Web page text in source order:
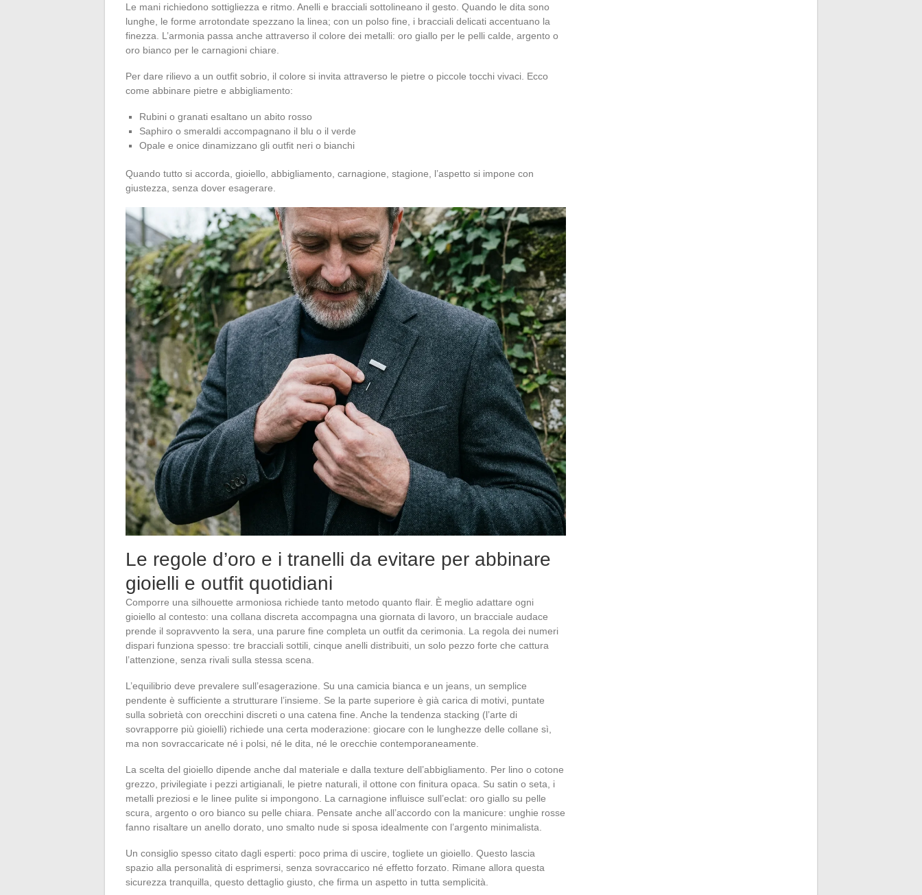
Le mani richiedono sottigliezza e ritmo. Anelli e bracciali sottolineano il gesto. Quando le dita sono
lunghe, le forme arrotondate spezzano la linea; con un polso fine, i bracciali delicati accentuano la
finezza. L’armonia passa anche attraverso il colore dei metalli: oro giallo per le pelli calde, argento o
oro bianco per le carnagioni chiare.
Per dare rilievo a un outfit sobrio, il colore si invita attraverso le pietre o piccole tocchi vivaci. Ecco
come abbinare pietre e abbigliamento:
Rubini o granati esaltano un abito rosso
Saphiro o smeraldi accompagnano il blu o il verde
Opale e onice dinamizzano gli outfit neri o bianchi
Quando tutto si accorda, gioiello, abbigliamento, carnagione, stagione, l’aspetto si impone con
giustezza, senza dover esagerare.
Le regole d’oro e i tranelli da evitare per abbinare
gioielli e outfit quotidiani
Comporre una silhouette armoniosa richiede tanto metodo quanto flair. È meglio adattare ogni
gioiello al contesto: una collana discreta accompagna una giornata di lavoro, un bracciale audace
prende il sopravvento la sera, una parure fine completa un outfit da cerimonia. La regola dei numeri
dispari funziona spesso: tre bracciali sottili, cinque anelli distribuiti, un solo pezzo forte che cattura
l’attenzione, senza rivali sulla stessa scena.
L’equilibrio deve prevalere sull’esagerazione. Su una camicia bianca e un jeans, un semplice
pendente è sufficiente a strutturare l’insieme. Se la parte superiore è già carica di motivi, puntate
sulla sobrietà con orecchini discreti o una catena fine. Anche la tendenza stacking (l’arte di
sovrapporre più gioielli) richiede una certa moderazione: giocare con le lunghezze delle collane sì,
ma non sovraccaricate né i polsi, né le dita, né le orecchie contemporaneamente.
La scelta del gioiello dipende anche dal materiale e dalla texture dell’abbigliamento. Per lino o cotone
grezzo, privilegiate i pezzi artigianali, le pietre naturali, il ottone con finitura opaca. Su satin o seta, i
metalli preziosi e le linee pulite si impongono. La carnagione influisce sull’eclat: oro giallo su pelle
scura, argento o oro bianco su pelle chiara. Pensate anche all’accordo con la manicure: unghie rosse
fanno risaltare un anello dorato, uno smalto nude si sposa idealmente con l’argento minimalista.
Un consiglio spesso citato dagli esperti: poco prima di uscire, togliete un gioiello. Questo lascia
spazio alla personalità di esprimersi, senza sovraccarico né effetto forzato. Rimane allora questa
sicurezza tranquilla, questo dettaglio giusto, che firma un aspetto in tutta semplicità.